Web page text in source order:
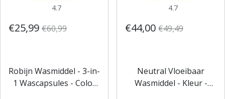
4.7
€25,99 €60,99
Robijn Wasmiddel - 3-in-
1 Wascapsules - Color
4.7
€44,00 €49,49
Neutral Vloeibaar
Wasmiddel - Kleur -